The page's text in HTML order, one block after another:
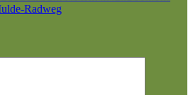
Radweg